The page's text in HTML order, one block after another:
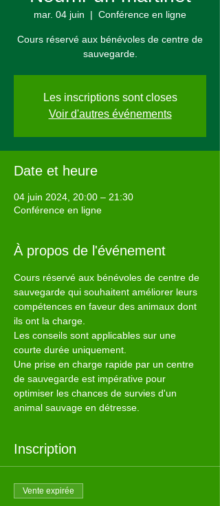
mar. 04 juin
  |
Conférence en ligne
Cours réservé aux bénévoles de centre de
sauvegarde.
Les inscriptions sont closes
Voir d'autres événements
Date et heure
04 juin 2024, 20:00 – 21:30
Conférence en ligne
À propos de l'événement
Cours réservé aux bénévoles de centre de
sauvegarde qui souhaitent améliorer leurs
compétences en faveur des animaux dont
ils ont la charge.
Les conseils sont applicables sur une
courte durée uniquement.
Une prise en charge rapide par un centre
de sauvegarde est impérative pour
optimiser les chances de survies d'un
animal sauvage en détresse.
Inscription
Vente expirée